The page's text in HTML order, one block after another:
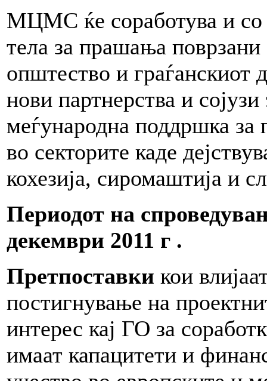
МЦМС ќе соработува и со
тела за прашања поврзани
општество и граѓанскиот
нови партнерства и
меѓународна поддршка за
во секторите каде
кохезија, сиромаштија и
Периодот на
декември 2011 г .
Претпоставки кои
постигнување на
интерес кај ГО за
имаат капацитети и